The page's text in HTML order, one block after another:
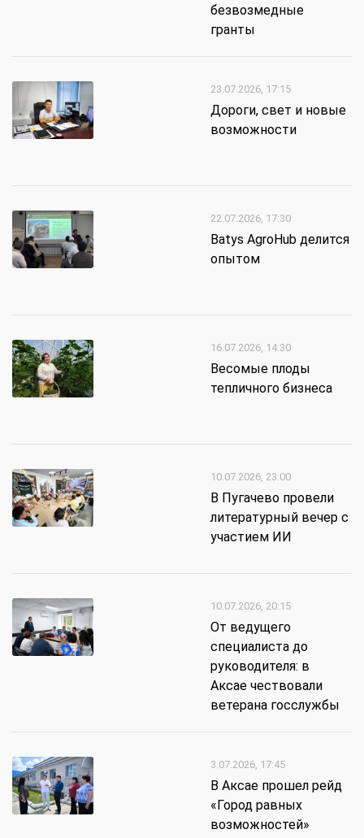
безвозмедные
гранты
23.07.2026, 17:15
Дороги, свет и новые
возможности
22.07.2026, 17:30
Batys AgroHub делится
опытом
16.07.2026, 14:30
Весомые плоды
тепличного бизнеса
10.07.2026, 23:00
В Пугачево провели
литературный вечер с
участием ИИ
10.07.2026, 20:15
От ведущего
специалиста до
руководителя: в
Аксае чествовали
ветерана госслужбы
3.07.2026, 17:45
В Аксае прошел рейд
«Город равных
возможностей»